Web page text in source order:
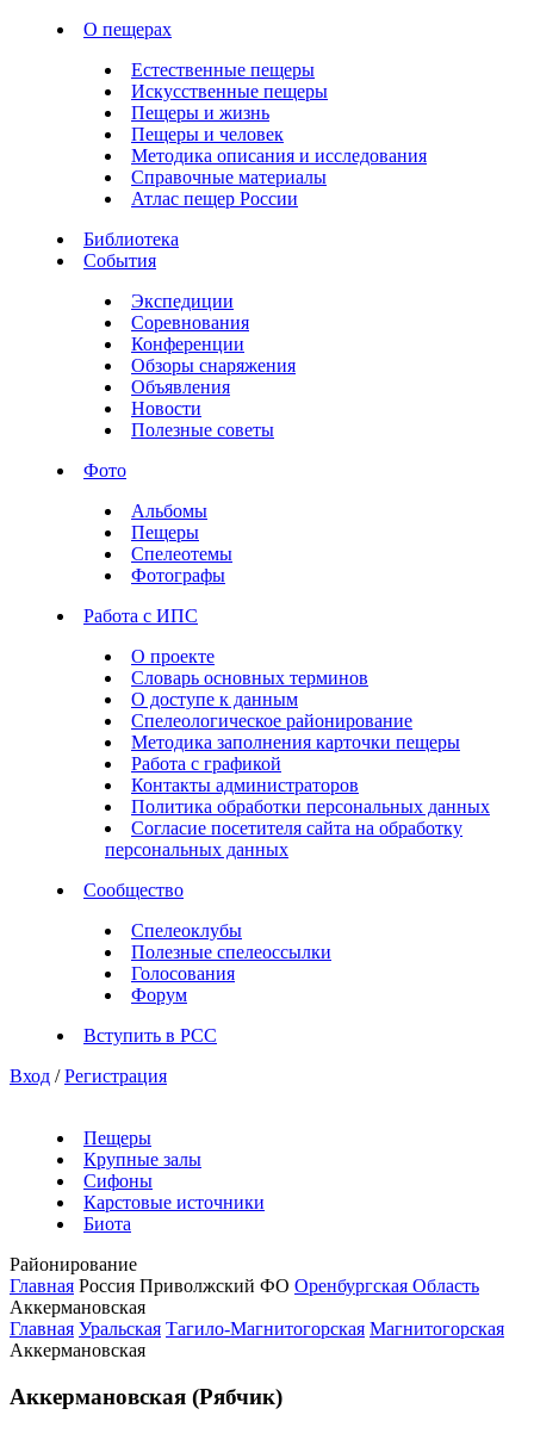
О пещерах
Естественные пещеры
Искусственные пещеры
Пещеры и жизнь
Пещеры и человек
Методика описания и исследования
Справочные материалы
Атлас пещер России
Библиотека
События
Экспедиции
Соревнования
Конференции
Обзоры снаряжения
Объявления
Новости
Полезные советы
Фото
Альбомы
Пещеры
Спелеотемы
Фотографы
Работа с ИПС
О проекте
Словарь основных терминов
О доступе к данным
Спелеологическое районирование
Методика заполнения карточки пещеры
Работа с графикой
Контакты администраторов
Политика обработки персональных данных
Согласие посетителя сайта на обработку
персональных данных
Сообщество
Спелеоклубы
Полезные спелеоссылки
Голосования
Форум
Вступить в РСС
Вход / Регистрация
Пещеры
Крупные залы
Сифоны
Карстовые источники
Биота
Районирование
Главная Россия Приволжский ФО Оренбургская Область
Аккермановская
Главная Уральская Тагило-Магнитогорская Магнитогорская
Аккермановская
Аккермановская (Рябчик)